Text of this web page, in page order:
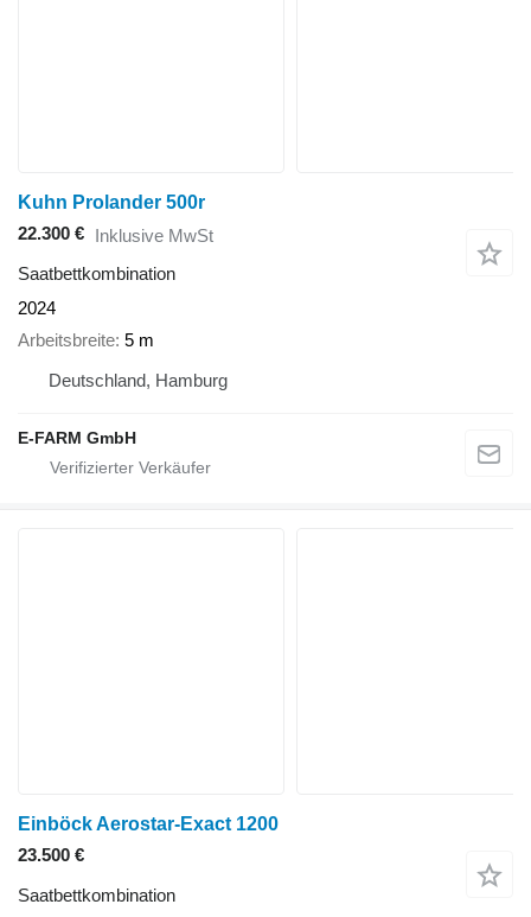
Kuhn Prolander 500r
22.300 € Inklusive MwSt
Saatbettkombination
2024
Arbeitsbreite 5 m
Deutschland, Hamburg
E-FARM GmbH
Einböck Aerostar-Exact 1200
23.500 €
Saatbettkombination